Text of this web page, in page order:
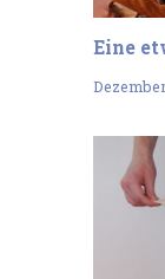
Eine